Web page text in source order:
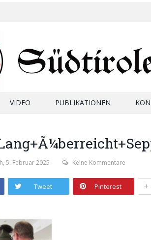
VIDEO PUBLIKATIONEN
5. Februar 2025 Keine Kommentare
Tweet Pinterest +